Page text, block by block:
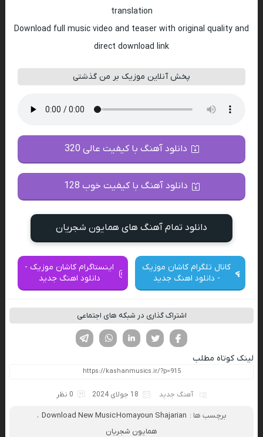
translation
Download full music video and teaser with original quality and
direct download link
پخش آنلاین موزیک بر من گذشتی
دانلود آهنگ با کیفیت عالی 320
دانلود آهنگ با کیفیت خوب 128
دانلود تمام آهنگ های همایون شجریان
کانال تلگرام کاشان موزیک
- دانلود اهنگ جدید
اینستاگرام کاشان موزیک -
دانلود اهنگ جدید
اشتراک گذاری در شبکه های اجتماعی
لینکدین تویتر
فیسوک
لینک کوتاه مطلب
آهنگ جدید 18 جولای 2024 0 نظر
برچسب ها : Download New Music Homayoun Shajarian ،
همایون شجریان